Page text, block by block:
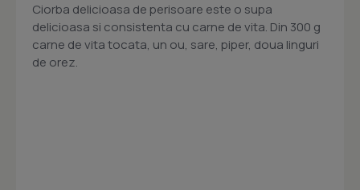
Ciorba delicioasa de perisoare este o supa
delicioasa si consistenta cu carne de vita. Din 300 g
carne de vita tocata, un ou, sare, piper, doua linguri
de orez.